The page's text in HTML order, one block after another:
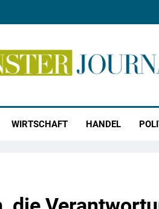
WIRTSCHAFT HANDEL